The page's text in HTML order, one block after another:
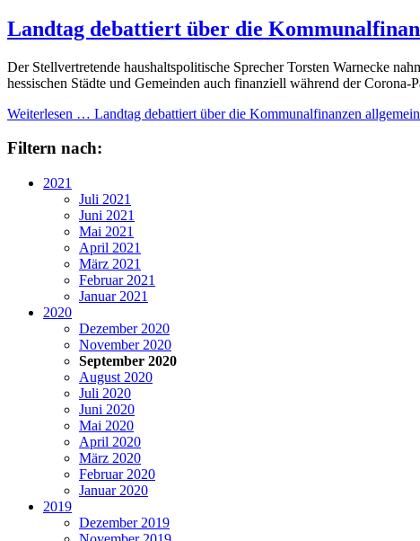
Landtag debattiert über die
Der Stellvertretende haushaltspolitische Sprecher Torsten Warnecke
hessischen Städte und Gemeinden auch finanziell während der Corona-
Weiterlesen … Landtag debattiert über die Kommunalfinanzen
Filtern nach:
2021
Juli 2021
Juni 2021
Mai 2021
April 2021
März 2021
Februar 2021
Januar 2021
2020
Dezember 2020
November 2020
September 2020
August 2020
Juli 2020
Juni 2020
Mai 2020
April 2020
März 2020
Februar 2020
Januar 2020
2019
Dezember 2019